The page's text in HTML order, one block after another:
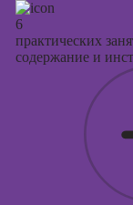
6
практических
содержание и